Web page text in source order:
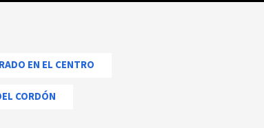
EN EL CENTRO
CORDÓN